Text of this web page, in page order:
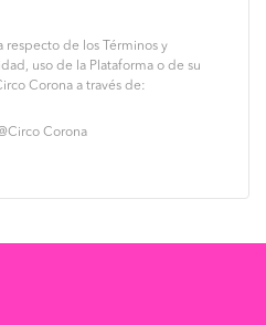
respecto de los Términos y
uso de la Plataforma o de su
Corona a través de:
Corona